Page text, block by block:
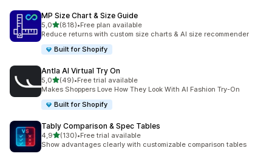
MP Size Chart & Size Guide
5,0av 5 stjerner
(818)
Totalt 818 omtaler
•Free plan available
Reduce returns with custom size charts & AI size recommender
Built for Shopify
Antla AI Virtual Try On
5,0av 5 stjerner
(49)
Totalt 49 omtaler
•Free trial available
Makes Shoppers Love How They Look With AI Fashion Try-On
Built for Shopify
Tably Comparison & Spec Tables
4,9av 5 stjerner
(130)
Totalt 130 omtaler
•Free trial available
Show advantages clearly with customizable comparison tables